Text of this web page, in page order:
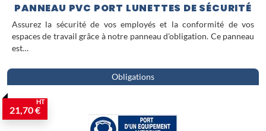
PANNEAU PVC PORT LUNETTES DE SÉCURITÉ
Assurez la sécurité de vos employés et la conformité de vos
espaces de travail grâce à notre panneau d'obligation. Ce panneau
est…
Obligations
21,70 €
HT